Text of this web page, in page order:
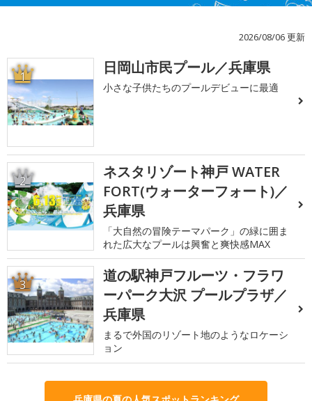
2026/08/06 更新
1 日岡山市民プール／兵庫県
小さな子供たちのプールデビューに最適
2
ネスタリゾート神戸 WATER
FORT(ウォーターフォート)／
兵庫県
「大自然の冒険テーマパーク」の緑に囲ま
れた広大なプールは興奮と爽快感MAX
3
道の駅神戸フルーツ・フラワ
ーパーク大沢 プールプラザ／
兵庫県
まるで外国のリゾート地のようなロケーシ
ョン